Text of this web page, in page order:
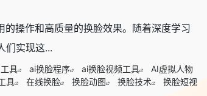
操作和高质量的换脸效果。随着深度学习
们实现这...
具 ai换脸程序 ai换脸视频工具
AI虚拟人物
具 在线换脸 换脸动图 换脸技术
换脸短视